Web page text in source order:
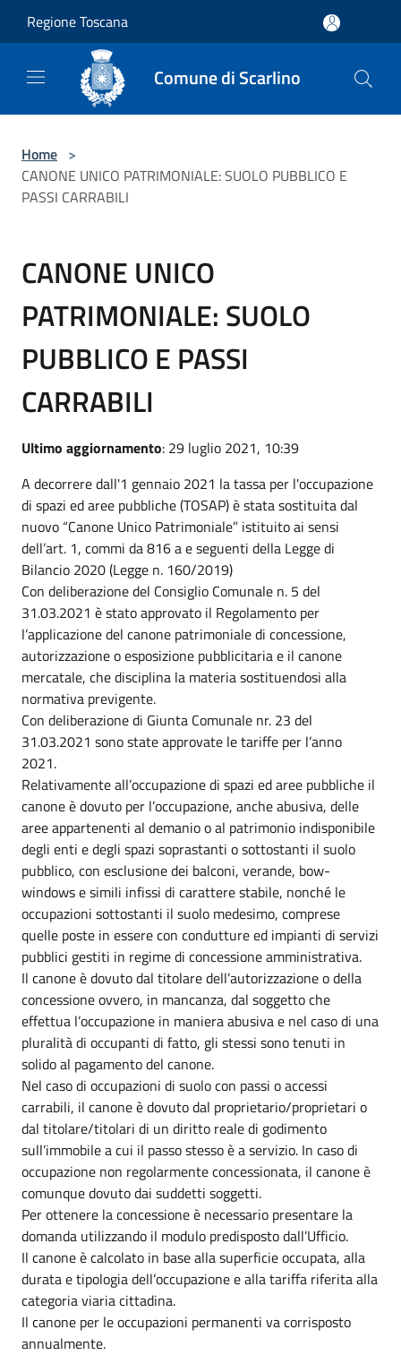
Regione Toscana
Comune di Scarlino
Home >
CANONE UNICO PATRIMONIALE: SUOLO PUBBLICO E
PASSI CARRABILI
CANONE UNICO
PATRIMONIALE: SUOLO
PUBBLICO E PASSI
CARRABILI
Ultimo aggiornamento: 29 luglio 2021, 10:39
A decorrere dall'1 gennaio 2021 la tassa per l'occupazione
di spazi ed aree pubbliche (TOSAP) è stata sostituita dal
nuovo “Canone Unico Patrimoniale” istituito ai sensi
dell’art. 1, commi da 816 a e seguenti della Legge di
Bilancio 2020 (Legge n. 160/2019)
Con deliberazione del Consiglio Comunale n. 5 del
31.03.2021 è stato approvato il Regolamento per
l’applicazione del canone patrimoniale di concessione,
autorizzazione o esposizione pubblicitaria e il canone
mercatale, che disciplina la materia sostituendosi alla
normativa previgente.
Con deliberazione di Giunta Comunale nr. 23 del
31.03.2021 sono state approvate le tariffe per l’anno
2021.
Relativamente all’occupazione di spazi ed aree pubbliche il
canone è dovuto per l’occupazione, anche abusiva, delle
aree appartenenti al demanio o al patrimonio indisponibile
degli enti e degli spazi soprastanti o sottostanti il suolo
pubblico, con esclusione dei balconi, verande, bow-
windows e simili infissi di carattere stabile, nonché le
occupazioni sottostanti il suolo medesimo, comprese
quelle poste in essere con condutture ed impianti di servizi
pubblici gestiti in regime di concessione amministrativa.
Il canone è dovuto dal titolare dell’autorizzazione o della
concessione ovvero, in mancanza, dal soggetto che
effettua l’occupazione in maniera abusiva e nel caso di una
pluralità di occupanti di fatto, gli stessi sono tenuti in
solido al pagamento del canone.
Nel caso di occupazioni di suolo con passi o accessi
carrabili, il canone è dovuto dal proprietario/proprietari o
dal titolare/titolari di un diritto reale di godimento
sull’immobile a cui il passo stesso è a servizio. In caso di
occupazione non regolarmente concessionata, il canone è
comunque dovuto dai suddetti soggetti.
Per ottenere la concessione è necessario presentare la
domanda utilizzando il modulo predisposto dall’Ufficio.
Il canone è calcolato in base alla superficie occupata, alla
durata e tipologia dell’occupazione e alla tariffa riferita alla
categoria viaria cittadina.
Il canone per le occupazioni permanenti va corrisposto
annualmente.